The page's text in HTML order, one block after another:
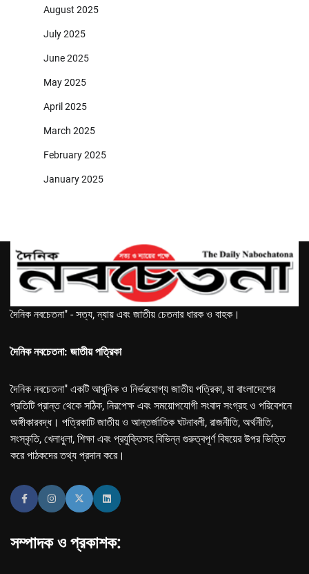
August 2025
July 2025
June 2025
May 2025
April 2025
March 2025
February 2025
January 2025
দৈনিক নবচেতনা" - সত্য, ন্যায় এবং জাতীয় চেতনার ধারক ও বাহক।
দৈনিক নবচেতনা: জাতীয় পত্রিকা
দৈনিক নবচেতনা" একটি আধুনিক ও নির্ভরযোগ্য জাতীয় পত্রিকা, যা বাংলাদেশের
প্রতিটি প্রান্ত থেকে সঠিক, নিরপেক্ষ এবং সময়োপযোগী সংবাদ সংগ্রহ ও পরিবেশনে
অঙ্গীকারবদ্ধ। পত্রিকাটি জাতীয় ও আন্তর্জাতিক ঘটনাবলী, রাজনীতি, অর্থনীতি,
সংস্কৃতি, খেলাধুলা, শিক্ষা এবং প্রযুক্তিসহ বিভিন্ন গুরুত্বপূর্ণ বিষয়ের উপর ভিত্তি
করে পাঠকদের তথ্য প্রদান করে।
সম্পাদক ও প্রকাশক: